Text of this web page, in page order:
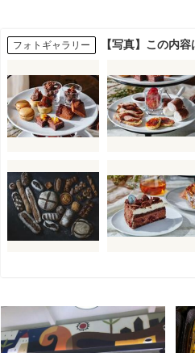
フォトギャラリー 【写真】この内